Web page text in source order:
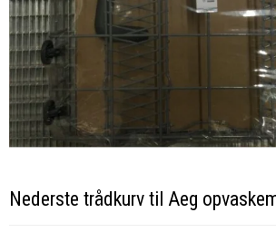
Nederste trådkurv til Aeg